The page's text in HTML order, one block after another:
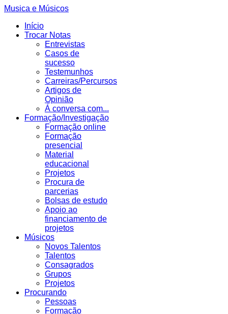
Musica e Músicos
Início
Trocar Notas
Entrevistas
Casos de
sucesso
Testemunhos
Carreiras/Percursos
Artigos de
Opinião
Á conversa com...
Formação/Investigação
Formação online
Formação
presencial
Material
educacional
Projetos
Procura de
parcerias
Bolsas de estudo
Apoio ao
financiamento de
projetos
Músicos
Novos Talentos
Talentos
Consagrados
Grupos
Projetos
Procurando
Pessoas
Formação